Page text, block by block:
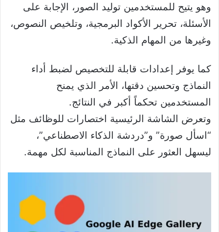
وهو يتيح للمستخدمين توليد الصور، الإجابة على
الأسئلة، تحرير الأكواد البرمجية، وتلخيص النصوص،
وغيرها من المهام الذكية.
كما يوفر إعدادات قابلة للتخصيص لضبط أداء
النماذج وتحسين دقتها، الأمر الذي يمنح
المستخدمين تحكماً أكبر في النتائج.
وتعرض الشاشة الرئيسية اختصارات للوظائف مثل
“اسأل صورة” و”دردشة الذكاء الاصطناعي”،
ليسهل العثور على النماذج المناسبة لكل مهمة.